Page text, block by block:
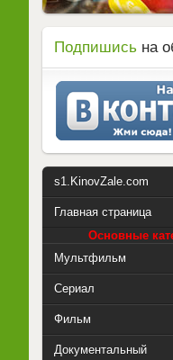
Подпишись на
s1.KinovZale.com
Главная страница
Основные
Мультфильм
Сериал
Фильм
Документальный